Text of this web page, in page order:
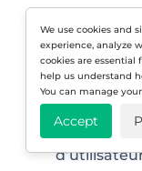
Courbe
La Courbe
de
temps réel
We use cookies and
experience, analyze
cookies are
help us understand
You can manage
Accept